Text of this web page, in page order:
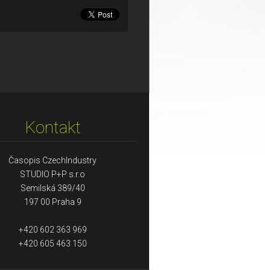
Kontakt
Časopis CzechIndustry
STUDIO P+P s.r.o
Semilská 389/40
197 00 Praha 9
+420 602 363 969
+420 605 463 150